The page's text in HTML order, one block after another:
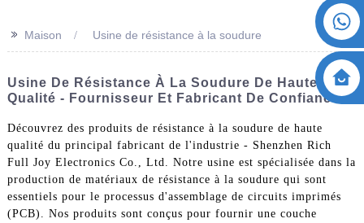
>> Maison Usine de résistance à la soudure
Usine De Résistance À La Soudure De Haute
Qualité - Fournisseur Et Fabricant De Confiance
Découvrez des produits de résistance à la soudure de haute
qualité du principal fabricant de l'industrie - Shenzhen Rich
Full Joy Electronics Co., Ltd. Notre usine est spécialisée dans la
production de matériaux de résistance à la soudure qui sont
essentiels pour le processus d'assemblage de circuits imprimés
(PCB). Nos produits sont conçus pour fournir une couche